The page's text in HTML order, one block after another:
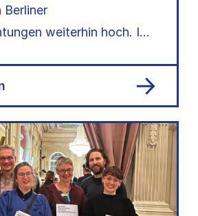
Berliner
weiterhin hoch. Im